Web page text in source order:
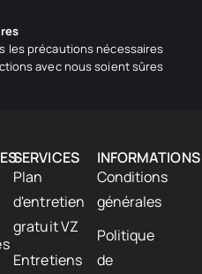
les précautions nécessaires
avec nous soient sûres
SERVICES
Plan
d'entretien
gratuit VZ
Entretiens
INFORMATIONS
Conditions
générales
Politique
de